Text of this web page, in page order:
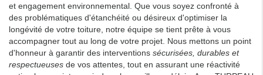
et engagement environnemental. Que vous soyez confronté à
des problématiques d'étanchéité ou désireux d'optimiser la
longévité de votre toiture, notre équipe se tient prête à vous
accompagner tout au long de votre projet. Nous mettons un point
d'honneur à garantir des interventions sécurisées, durables et
respectueuses de vos attentes, tout en assurant une réactivité